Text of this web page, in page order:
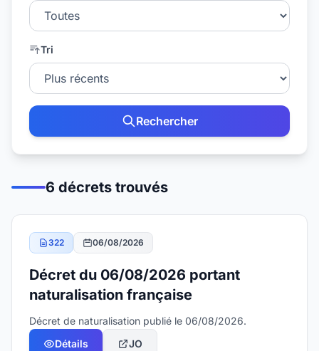
Tri
Rechercher
6 décrets trouvés
322 06/08/2026
Décret du 06/08/2026 portant
naturalisation française
Décret de naturalisation publié le 06/08/2026.
Détails
JO